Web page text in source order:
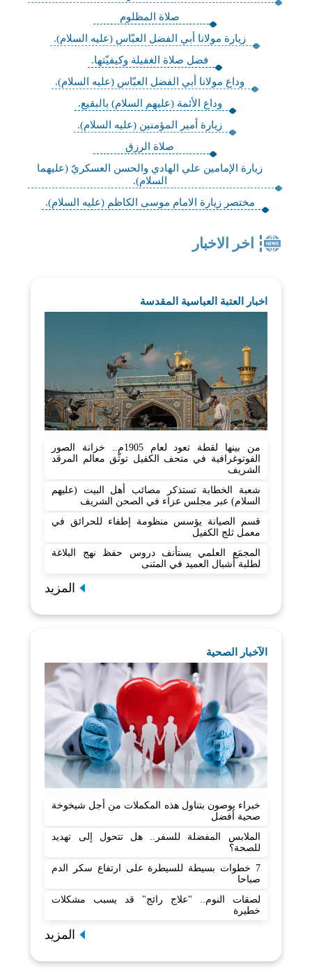
صلاة المظلوم
زيارة مولانا أبي الفضل العبّاس (عليه السلام).
فضل صلاة الغفيلة وكيفيّتها.
وداع مولانا أبي الفضل العبّاس (عليه السلام).
وداع الأئمة (عليهم السلام) بالبقيع.
زيارة أمير المؤمنين (عليه السلام).
صلاة الرزق
زيارة الإمامين علي الهادي والحسن العسكريّ (عليهما
السلام).
مختصر زيارة الامام موسى الكاظم (عليه السلام).
اخر الاخبار
اخبار العتبة العباسية المقدسة
من بينها لقطة تعود لعام 1905م.. خزانة الصور
الفوتوغرافية في متحف الكفيل توثّق معالم المرقد
الشريف
شعبة الخطابة تستذكر مصائب أهل البيت (عليهم
السلام) عبر مجلس عزاء في الصحن الشريف
قسم الصيانة يؤسس منظومة إطفاء للحرائق في
معمل ثلج الكفيل
المجمَع العلمي يستأنف دروس حفظ نهج البلاغة
لطلبة أشبال العميد في المثنى
المزيد
الآخبار الصحية
خبراء يوصون بتناول هذه المكملات من أجل شيخوخة
صحية أفضل
الملابس المفضلة للسفر.. هل تتحول إلى تهديد
للصحة؟
7 خطوات بسيطة للسيطرة على ارتفاع سكر الدم
صباحا
لصقات النوم.. "علاج رائج" قد يسبب مشكلات
خطيرة
المزيد